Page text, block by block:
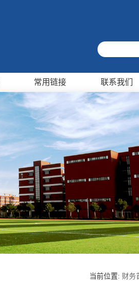
常用链接 联系我们
当前位置: 财务